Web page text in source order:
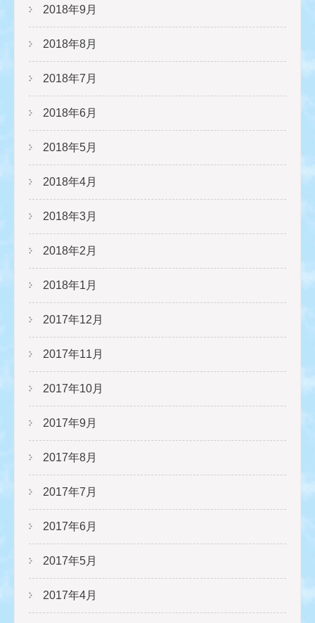
2018年9月
2018年8月
2018年7月
2018年6月
2018年5月
2018年4月
2018年3月
2018年2月
2018年1月
2017年12月
2017年11月
2017年10月
2017年9月
2017年8月
2017年7月
2017年6月
2017年5月
2017年4月